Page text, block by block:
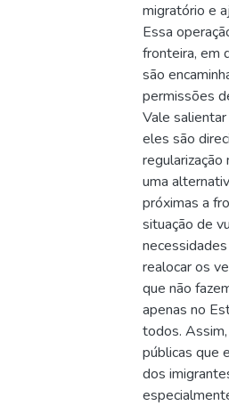
migratório e
Essa
fronteira, em
são
permissões
Vale
eles são
uma
próximas a
situação de
realocar os
que não
apenas no
todos.
públicas que
dos